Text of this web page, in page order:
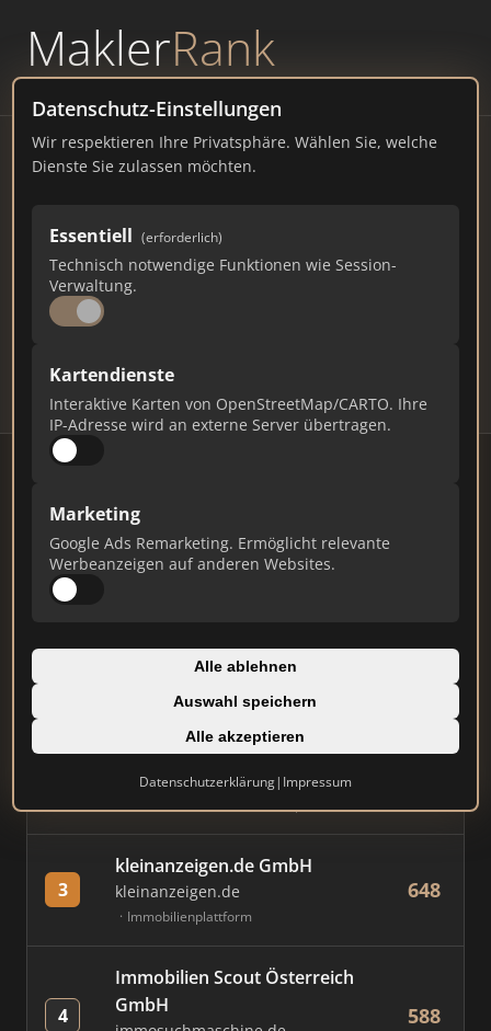
MaklerRank
powered byWAVEPOINT
Datenschutz-Einstellungen
Wir respektieren Ihre Privatsphäre. Wählen Sie, welche
Dienste Sie zulassen möchten.
Essentiell (erforderlich)
Technisch notwendige Funktionen wie Session-
Verwaltung.
Kartendienste
Interaktive Karten von OpenStreetMap/CARTO. Ihre
IP-Adresse wird an externe Server übertragen.
Marketing
Google Ads Remarketing. Ermöglicht relevante
Werbeanzeigen auf anderen Websites.
Alle ablehnen
Auswahl speichern
Alle akzeptieren
Datenschutzerklärung| Impressum
Immobilienmakler
Wertingen – Ranking Juli
2026
BAYERN8.871 EINWOHNER
63
Makler Makler-Keywords
Stand: Juli 2026
#
Immobilien Scout GmbH
immobilienscout24.de
AVIV Germany GmbH
3
kleinanzeigen.de GmbH
kleinanzeigen.de
Immobilienplattform
648
4
Immobilien Scout Österreich
GmbH
588